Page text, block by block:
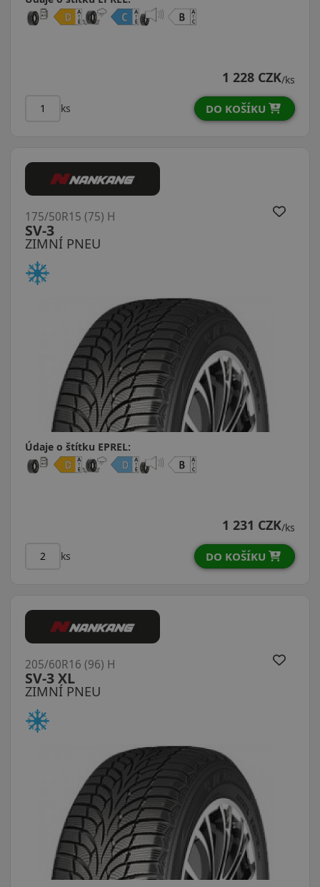
1 228 CZK/ks
ks DO KOŠÍKU
ZIMNÍ PNEU
SV-3
175/50R15 (75) H
Údaje o štítku EPREL:
1 231 CZK/ks
ks DO KOŠÍKU
ZIMNÍ PNEU
SV-3 XL
205/60R16 (96) H